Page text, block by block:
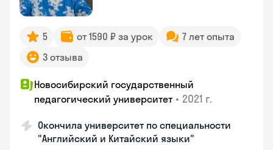
5 от 1590 ₽ за урок
7 лет опыта
3 отзыва
Новосибирский государственный
педагогический университет • 2021 г.
Окончила университет по специальности
"Английский и Китайский языки"